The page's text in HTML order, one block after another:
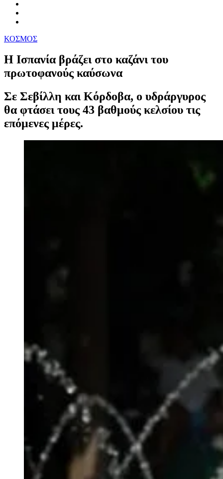
ΚΟΣΜΟΣ
Η Ισπανία βράζει στο καζάνι του
πρωτοφανούς καύσωνα
Σε Σεβίλλη και Κόρδοβα, ο υδράργυρος
θα φτάσει τους 43 βαθμούς κελσίου τις
επόμενες μέρες.